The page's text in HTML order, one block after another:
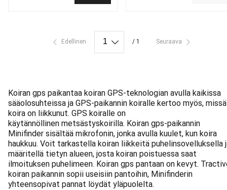
Edellinen / 1 Seuraava
Koiran gps paikantaa koiran GPS-teknologian avulla kaikissa
sääolosuhteissa ja GPS-paikannin koiralle kertoo myös, missä
koira on liikkunut. GPS koiralle on
käytännöllinen metsästyskoirilla. Koiran gps-paikannin
Minifinder sisältää mikrofonin, jonka avulla kuulet, kun koira
haukkuu. Voit tarkastella koiran liikkeitä puhelinsovelluksella
määritellä tietyn alueen, josta koiran poistuessa saat
ilmoituksen puhelimeen. Koiran gps pantaan on kevyt.
koiran paikannin sopii useisiin pantoihin, Minifinderin
yhteensopivat pannat löydät yläpuolelta.